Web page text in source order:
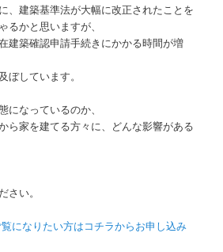
、建築基準法が大幅に改正されたことを
るかと思いますが、
建築確認申請手続きにかかる時間が増
ぼしています。
になっているのか、
ら家を建てる方々に、どんな影響がある
さい。
になりたい方はコチラからお申し込み